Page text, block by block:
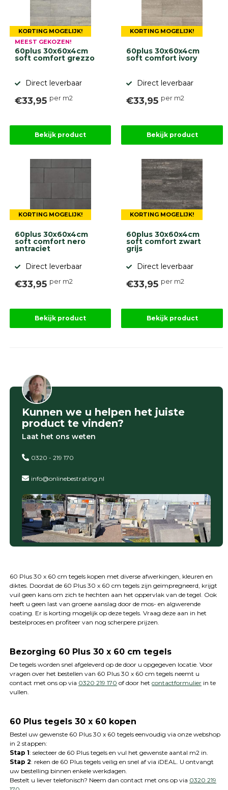
Strakke
bestrating
Trommelstenen
Wildverband
Straatklinkers
Opsluitbanden
Palissades
Stapelblokken
diversen
betonelementen
Overig
Aanbiedingen
9.1
KORTING MOGELIJK!
MEEST GEKOZEN!
60plus 30x60x4cm
soft comfort grezzo
Direct leverbaar
€33,95 per m2
Bekijk product
KORTING MOGELIJK!
60plus 30x60x4cm
soft comfort ivory
Direct leverbaar
€33,95 per m2
Bekijk product
KORTING MOGELIJK!
60plus 30x60x4cm
soft comfort nero
antraciet
Direct leverbaar
€33,95 per m2
Bekijk product
KORTING MOGELIJK!
60plus 30x60x4cm
soft comfort zwart
grijs
Direct leverbaar
€33,95 per m2
Bekijk product
Kunnen we u helpen het juiste
product te vinden?
Laat het ons weten
0320 - 219 170
info@onlinebestrating.nl
60 Plus 30 x 60 cm tegels kopen met diverse afwerkingen, kleuren en
diktes. Doordat de 60 Plus 30 x 60 cm tegels zijn geïmpregneerd, krijgt
vuil geen kans om zich te hechten aan het oppervlak van de tegel. Ook
heeft u geen last van groene aanslag door de mos- en algwerende
coating. Er is korting mogelijk op deze tegels. Vraag deze aan in het
bestelproces en profiteer van nog scherpere prijzen.
Bezorging 60 Plus 30 x 60 cm tegels
De tegels worden snel afgeleverd op de door u opgegeven locatie. Voor
vragen over het bestellen van 60 Plus 30 x 60 cm tegels neemt u
contact met ons op via 0320 219 170 of door het contactformulierin te
vullen.
60 Plus tegels 30 x 60 kopen
Bestel uw gewenste 60 Plus 30 x 60 tegels eenvoudig via onze webshop
in 2 stappen:
Stap 1: selecteer de 60 Plus tegels en vul het gewenste aantal m2 in.
Stap 2: reken de 60 Plus tegels veilig en snel af via iDEAL. U ontvangt
uw bestelling binnen enkele werkdagen.
Bestelt u liever telefonisch? Neem dan contact met ons op via 0320 219